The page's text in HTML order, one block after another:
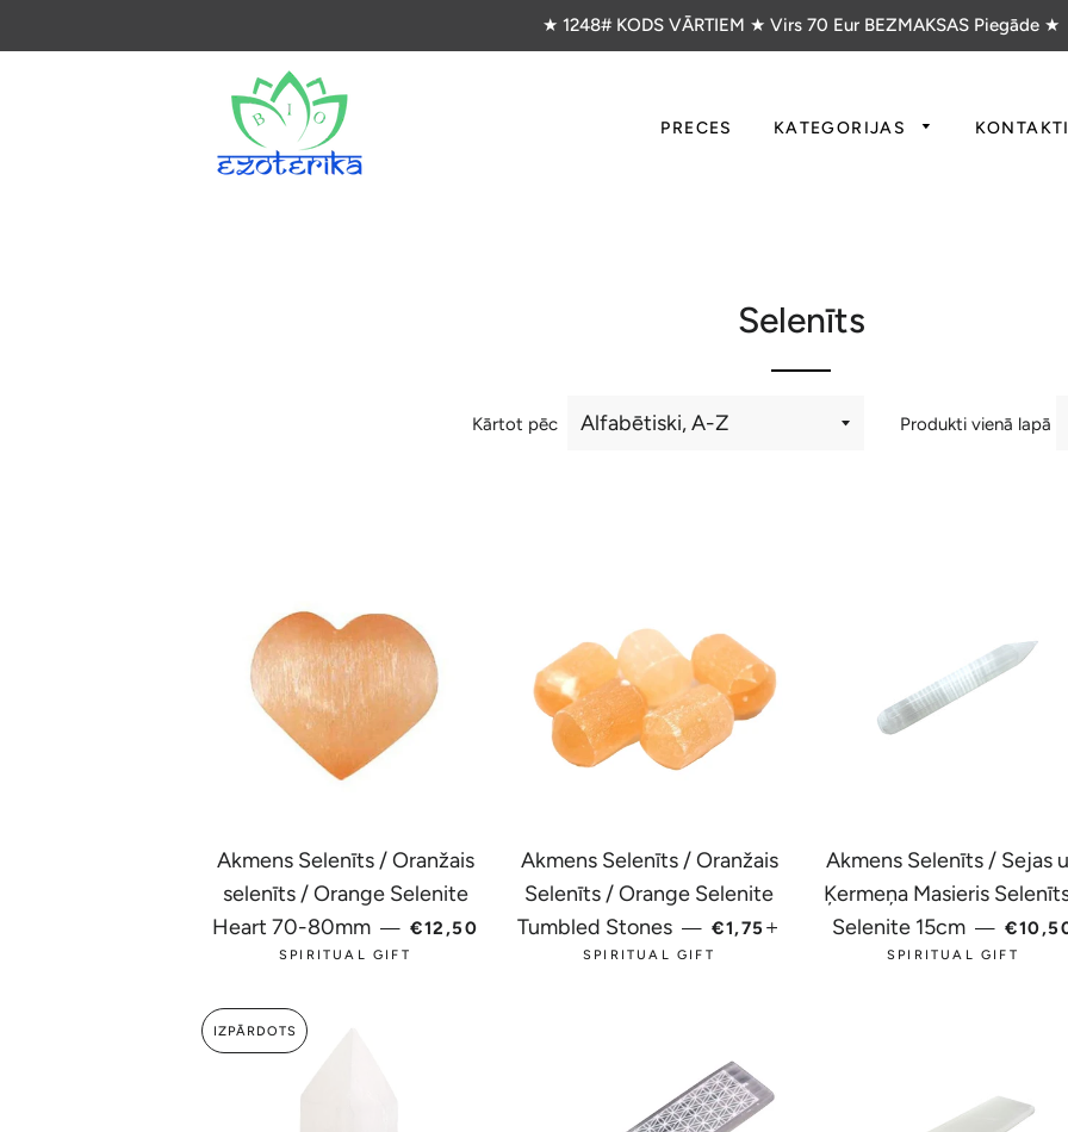
★ 1248# KODS VĀRTIEM ★ Virs 70 Eur BEZMAKSAS Piegāde ★
PRECES KATEGORIJAS KONTAKTI
Selenīts
Kārtot pēc Produkti vienā lapā
Akmens Selenīts / Oranžais
selenīts / Orange Selenite
Heart 70-80mm — PARASTĀ CENA
€12,50
SPIRITUAL GIFT
Akmens Selenīts / Oranžais
Selenīts / Orange Selenite
Tumbled Stones — PARASTĀ CENA
€1,75
SPIRITUAL GIFT
Akmens Selenīts / Sejas
Ķermeņa Masieris
Selenite 15cm —
SPIRITUAL GIFT
IZPĀRDOTS